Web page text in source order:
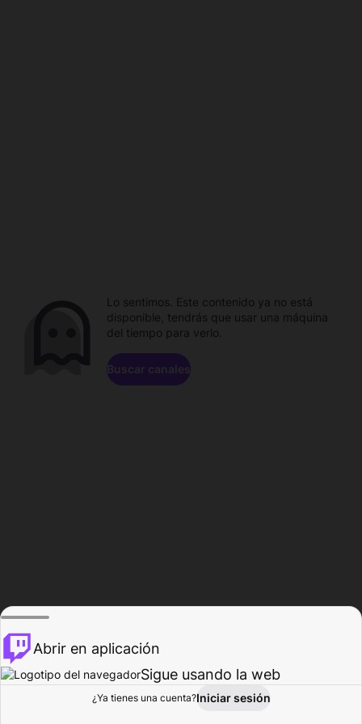
Explorar Actividad
Lo sentimos. Este contenido ya no está
disponible, tendrás que usar una máquina
del tiempo para verlo.
Buscar canales
Abrir en aplicación
Sigue usando la web
¿Ya tienes una cuenta?Iniciar sesión